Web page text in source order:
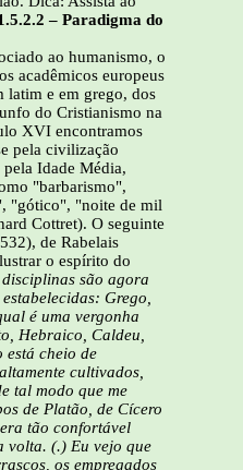
– Paradigma do
ao humanismo, o
acadêmicos europeus
latim e em grego, dos
do Cristianismo na
XVI encontramos
pela civilização
Idade Média,
"barbarismo",
"gótico", "noite de mil
Cottret). O seguinte
de Rabelais
o espírito do
disciplinas são agora
Grego,
é uma vergonha
Hebraico, Caldeu,
está cheio de
cultivados,
tal modo que me
de Platão, de Cícero
tão confortável
volta. (.) Eu vejo que
os empregados